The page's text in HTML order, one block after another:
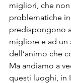
migliori, che
problematiche in
predispongono
migliore e ad
dell’animo che
Ma andiamo a
questi luoghi, in